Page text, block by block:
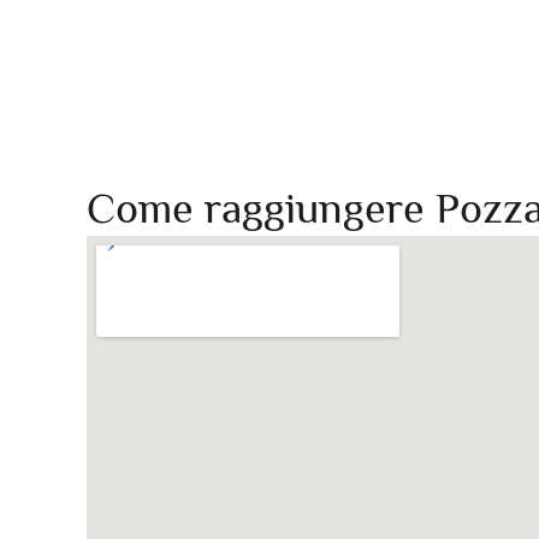
Come raggiungere